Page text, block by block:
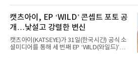
코르티스 등 K팝 스타들이 출연진 명단에 이름
을 올렸다.이날 에스파는
AxMxP는 데뷔 전부터 버스킹과 각종 페스티벌,
공연 무대에 오르며 실전 경험을 쌓아왔다.이들
은 소속사 패밀리 콘서트를 비롯해 '뷰티풀 민트
라이프 2025', '2025 부산국제록페스티벌' 등 대
형 무대에 잇달아 출연해 당찬 에너지와 풋풋한
매력으로 음악팬들의 눈도장을 찍었다.이후
AxMxP는 '카운트다운 판타지 2025-2026',
캣츠아이, EP ‘WILD’ 콘셉트 포토 공
개…낯설고 강렬한 변신
캣츠아이(KATSEYE)가 31일(한국시간) 공식 소
셜미디어를 통해 세 번째 EP ‘WILD(와일드)’의